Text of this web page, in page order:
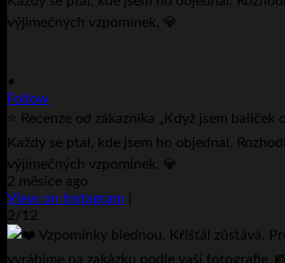
•
Follow
⭐ Recenze od zákazníka „Když jsem
Každý se ptal, kde jsem ho objednal.
výjimečných vzpomínek. 💎
2 měsíce ago
View on Instagram
2/12